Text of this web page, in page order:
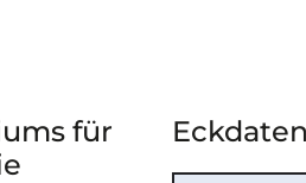
für
Eckdaten